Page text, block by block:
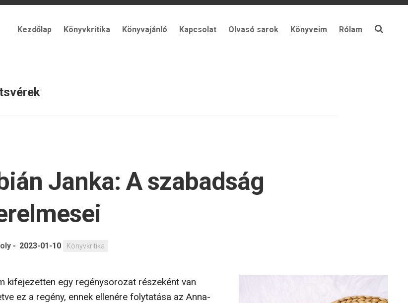
Kezdőlap Könyvkritika Könyvajánló Kapcsolat Olvasó sarok Könyveim Rólam
Janka: A szabadság
- 2023-01-10 Könyvkritika
kifejezetten egy regénysorozat részeként van
ez a regény, ennek ellenére folytatása az Anna-